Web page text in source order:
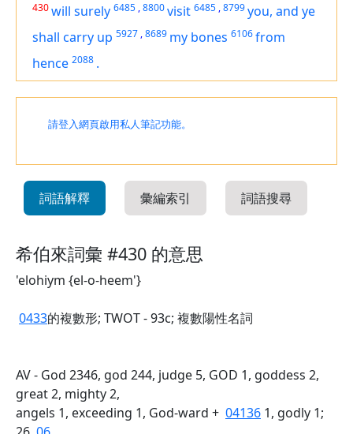
430will surely 6485 ,8800visit 6485 ,8799you, and ye
shall carry up 5927 ,8689 my bones 6106from
hence 2088 .
請登入網頁啟用私人筆記功能。
詞語解釋 彙編索引 詞語搜尋
希伯來詞彙 #430 的意思
'elohiym {el-o-heem'}
0433的複數形; TWOT - 93c; 複數陽性名詞
AV - God 2346, god 244, judge 5, GOD 1, goddess 2,
great 2, mighty 2,
angels 1, exceeding 1, God-ward + 04136 1, godly 1;